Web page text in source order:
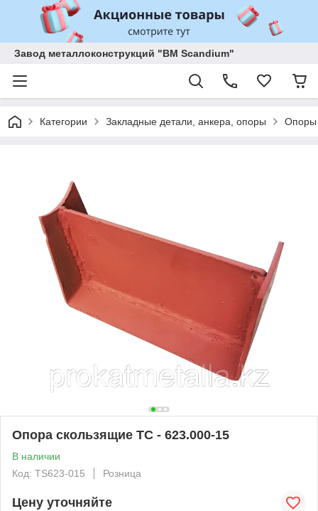
Завод металлоконструкций "BM Scandium"
Категории Закладные детали, анкера, опоры Опоры
Опора скользящие ТС - 623.000-15
В наличии
Код: TS623-015
Розница
Цену уточняйте